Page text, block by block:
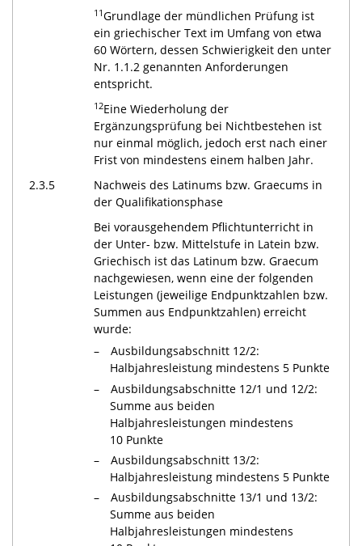
11Grundlage der mündlichen Prüfung ist
ein griechischer Text im Umfang von etwa
60 Wörtern, dessen Schwierigkeit den unter
Nr. 1.1.2 genannten Anforderungen
entspricht.
12Eine Wiederholung der
Ergänzungsprüfung bei Nichtbestehen ist
nur einmal möglich, jedoch erst nach einer
Frist von mindestens einem halben Jahr.
2.3.5
Nachweis des Latinums bzw. Graecums in
der Qualifikationsphase
Bei vorausgehendem Pflichtunterricht in
der Unter- bzw. Mittelstufe in Latein bzw.
Griechisch ist das Latinum bzw. Graecum
nachgewiesen, wenn eine der folgenden
Leistungen (jeweilige Endpunktzahlen bzw.
Summen aus Endpunktzahlen) erreicht
wurde:
Ausbildungsabschnitt 12/2:
Halbjahresleistung mindestens 5 Punkte
Ausbildungsabschnitte 12/1 und 12/2:
Summe aus beiden
Halbjahresleistungen mindestens
10 Punkte
Ausbildungsabschnitt 13/2:
Halbjahresleistung mindestens 5 Punkte
Ausbildungsabschnitte 13/1 und 13/2:
Summe aus beiden
Halbjahresleistungen mindestens